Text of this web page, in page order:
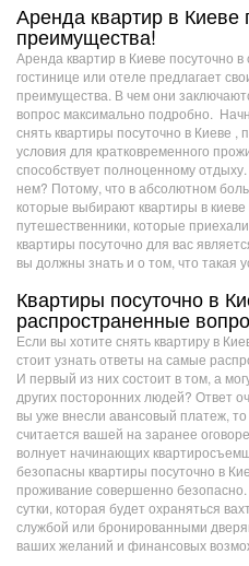
Аренда квартир в Киеве
преимущества!
Аренда квартир в Киеве посуточно
гостинице или отеле предлагает
преимущества. В чем они
вопрос максимально подробно.
снять квартиры посуточно в Киеве
условия для кратковременного
способствует полноценному
нем? Потому, что в абсолютном
которые выбирают квартиры в
путешественники, которые
квартиры посуточно для вас
вы должны знать и о том, что такая
Квартиры посуточно в
распространенные
Если вы хотите снять квартиру в
стоит узнать ответы на самые
И первый из них состоит в том, а
других посторонних людей? Ответ
вы уже внесли авансовый платеж,
считается вашей на заранее
волнует начинающих
безопасны квартиры посуточно в
проживание совершенно
сутки, которая будет охраняться
службой или бронированными
ваших желаний и финансовых